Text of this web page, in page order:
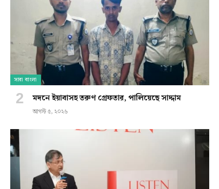
সারা বাংলা
মদনে ইয়াবাসহ তরুণ গ্রেফতার, পালিয়েছে সাদ্দাম
আগস্ট ৫, ২০২৬